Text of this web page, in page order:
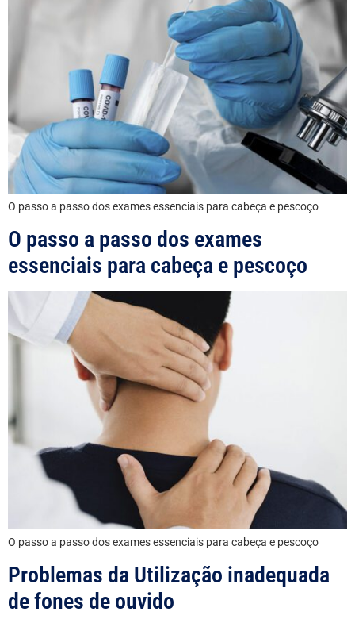
O passo a passo dos exames essenciais para cabeça e pescoço
O passo a passo dos exames
essenciais para cabeça e pescoço
O passo a passo dos exames essenciais para cabeça e pescoço
Problemas da Utilização inadequada
de fones de ouvido